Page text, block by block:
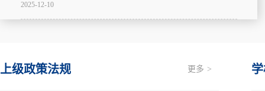
2025-12-10
上级政策法规 更多 >